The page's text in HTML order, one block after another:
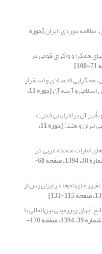
مطالعه موردی: ایران[دوره
همگرا و واگرای قومی در
همگرایی اقتصادی و استقرار
اسلامی و آ سه آن [دوره 11،
آن بر افزایش قدرت
ایران و هند) [دوره 11،
امارات متحده عربی در
[دوره 11، شماره 38، 1394، صفحه 60-
جای‌نام‌ها در ایران پس از
آبهای زیرزمینی بین‌المللی با
[دوره 11، شماره 39، 1394، صفحه 170-